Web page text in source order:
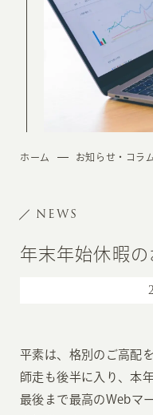
ホーム お知らせ・コラム
NEWS
年末年始休暇の
平素は、格別のご高配
師走も後半に入り、本
最後まで最高のWebマ